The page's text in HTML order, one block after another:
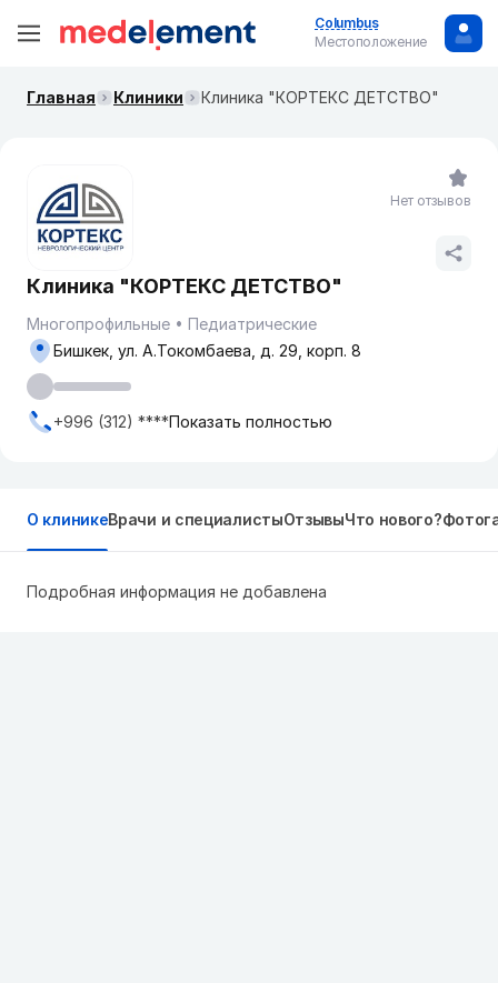
Columbus
Местоположение
Главная Клиники Клиника "КОРТЕКС ДЕТСТВО"
Клиника "КОРТЕКС ДЕТСТВО"
Многопрофильные
Педиатрические
Бишкек, ул. А.Токомбаева, д. 29, корп. 8
+996 (312) ****Показать полностью
Нет отзывов
О клиникеВрачи и специалистыОтзывыЧто нового?
Подробная информация не добавлена